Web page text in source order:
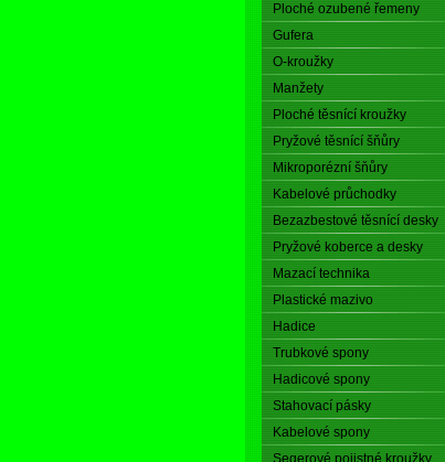
Ploché ozubené řemeny
Gufera
O-kroužky
Manžety
Ploché těsnící kroužky
Pryžové těsnící šňůry
Mikroporézní šňůry
Kabelové průchodky
Bezazbestové těsnící desky
Pryžové koberce a desky
Mazací technika
Plastické mazivo
Hadice
Trubkové spony
Hadicové spony
Stahovací pásky
Kabelové spony
Segerové pojistné kroužky